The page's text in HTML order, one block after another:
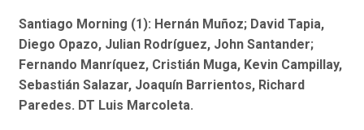
Santiago Morning (1): Hernán Muñoz; David Tapia,
Diego Opazo, Julian Rodríguez, John Santander;
Fernando Manríquez, Cristián Muga, Kevin Campillay,
Sebastián Salazar, Joaquín Barrientos, Richard
Paredes. DT Luis Marcoleta.